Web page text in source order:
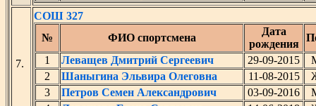
7.
СОШ 327
№
ФИО спортсмена
Дата
рождения
1
Леващев Дмитрий Сергеевич 29-09-2015
2
Шаныгина Эльвира Олеговна 11-08-2015
3
Петров Семен Александрович 03-09-2016